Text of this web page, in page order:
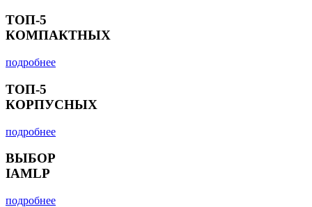
ТОП-5
КОМПАКТНЫХ
подробнее
ТОП-5
КОРПУСНЫХ
подробнее
ВЫБОР
IAMLP
подробнее